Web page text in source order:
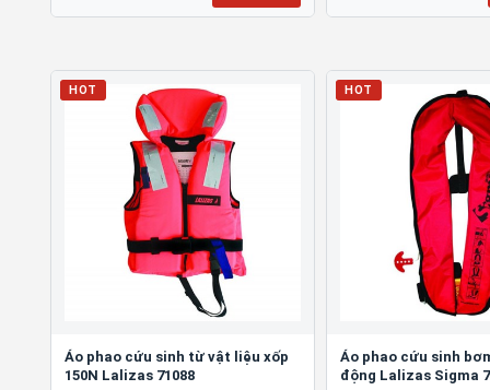
HOT
Áo phao cứu sinh từ vật liệu xốp
150N Lalizas 71088
HOT
Áo phao cứu sinh
động Lalizas Sigma